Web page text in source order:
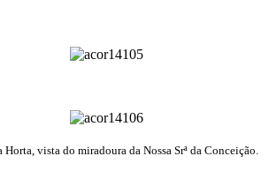
Horta, vista do miradoura da Nossa Srª da Conceição.